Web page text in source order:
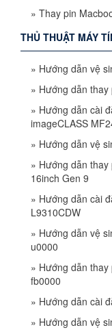
» Thay pin
THỦ THUẬT MÁY
» Hướng dẫn vệ
» Hướng dẫn thay
» Hướng dẫn cài
imageCLASS
» Hướng dẫn vệ
» Hướng dẫn
16inch Gen 9
» Hướng dẫn cài
L9310CDW
» Hướng dẫn vệ
u0000
» Hướng dẫn thay
fb0000
» Hướng dẫn cài
» Hướng dẫn vệ